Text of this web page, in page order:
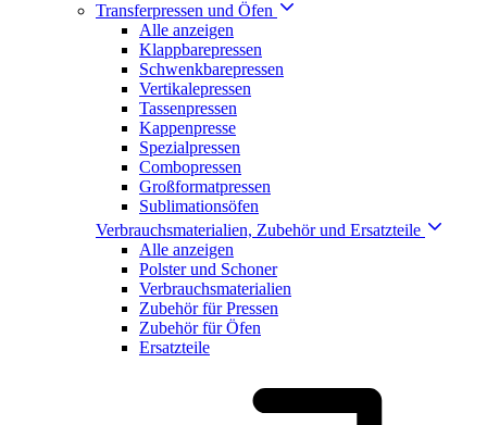
Transferpressen und Öfen
Alle anzeigen
Klappbarepressen
Schwenkbarepressen
Vertikalepressen
Tassenpressen
Kappenpresse
Spezialpressen
Combopressen
Großformatpressen
Sublimationsöfen
Verbrauchsmaterialien, Zubehör und Ersatzteile
Alle anzeigen
Polster und Schoner
Verbrauchsmaterialien
Zubehör für Pressen
Zubehör für Öfen
Ersatzteile